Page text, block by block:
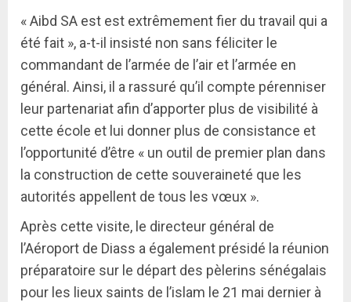
« Aibd SA est est extrêmement fier du travail qui a
été fait », a-t-il insisté non sans féliciter le
commandant de l’armée de l’air et l’armée en
général. Ainsi, il a rassuré qu’il compte pérenniser
leur partenariat afin d’apporter plus de visibilité à
cette école et lui donner plus de consistance et
l’opportunité d’être « un outil de premier plan dans
la construction de cette souveraineté que les
autorités appellent de tous les vœux ».
Après cette visite, le directeur général de
l’Aéroport de Diass a également présidé la réunion
préparatoire sur le départ des pèlerins sénégalais
pour les lieux saints de l’islam le 21 mai dernier à